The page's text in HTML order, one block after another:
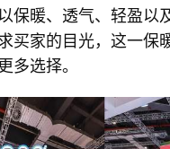
保暖、透气、轻盈以
买家的目光，这一保
多选择。